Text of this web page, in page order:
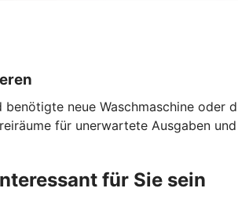
neue Waschmaschine oder
für unerwartete Ausgaben
für Sie sein